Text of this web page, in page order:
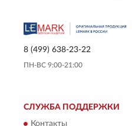
8 (499) 638-23-22
ПН-ВС 9:00-21:00
СЛУЖБА ПОДДЕРЖКИ
Контакты